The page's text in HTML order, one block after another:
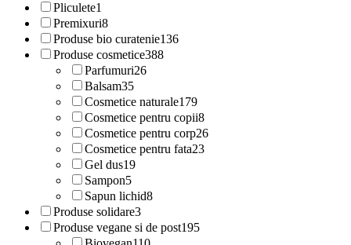
Pliculete1
Premixuri8
Produse bio curatenie136
Produse cosmetice388
Parfumuri26
Balsam35
Cosmetice naturale179
Cosmetice pentru copii8
Cosmetice pentru corp26
Cosmetice pentru fata23
Gel dus19
Sampon5
Sapun lichid8
Produse solidare3
Produse vegane si de post195